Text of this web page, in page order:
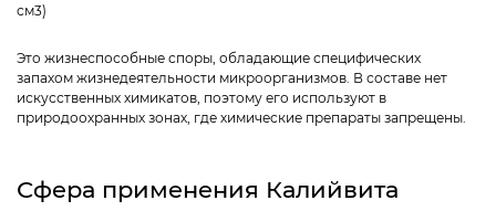
см3)
Это жизнеспособные споры, обладающие специфических
запахом жизнедеятельности микроорганизмов. В составе нет
искусственных химикатов, поэтому его используют в
природоохранных зонах, где химические препараты запрещены.
Сфера применения Калийвита